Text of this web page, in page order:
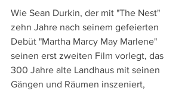
Wie Sean Durkin, der mit "The Nest"
zehn Jahre nach seinem gefeierten
Debüt "Martha Marcy May Marlene"
seinen erst zweiten Film vorlegt, das
300 Jahre alte Landhaus mit seinen
Gängen und Räumen inszeniert,